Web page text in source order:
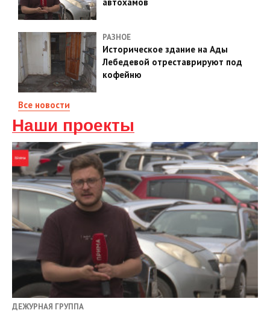
РАЗНОЕ
Историческое здание на Ады
Лебедевой отреставрируют под
кофейню
Все новости
Наши проекты
ДЕЖУРНАЯ ГРУППА